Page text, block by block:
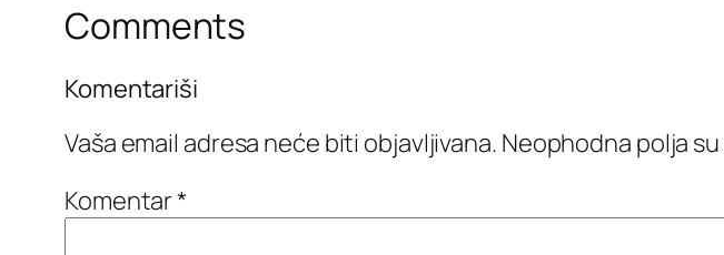
Comments
Komentariši
Vaša email adresa neće biti objavljivana. Neophodna polja
Komentar*